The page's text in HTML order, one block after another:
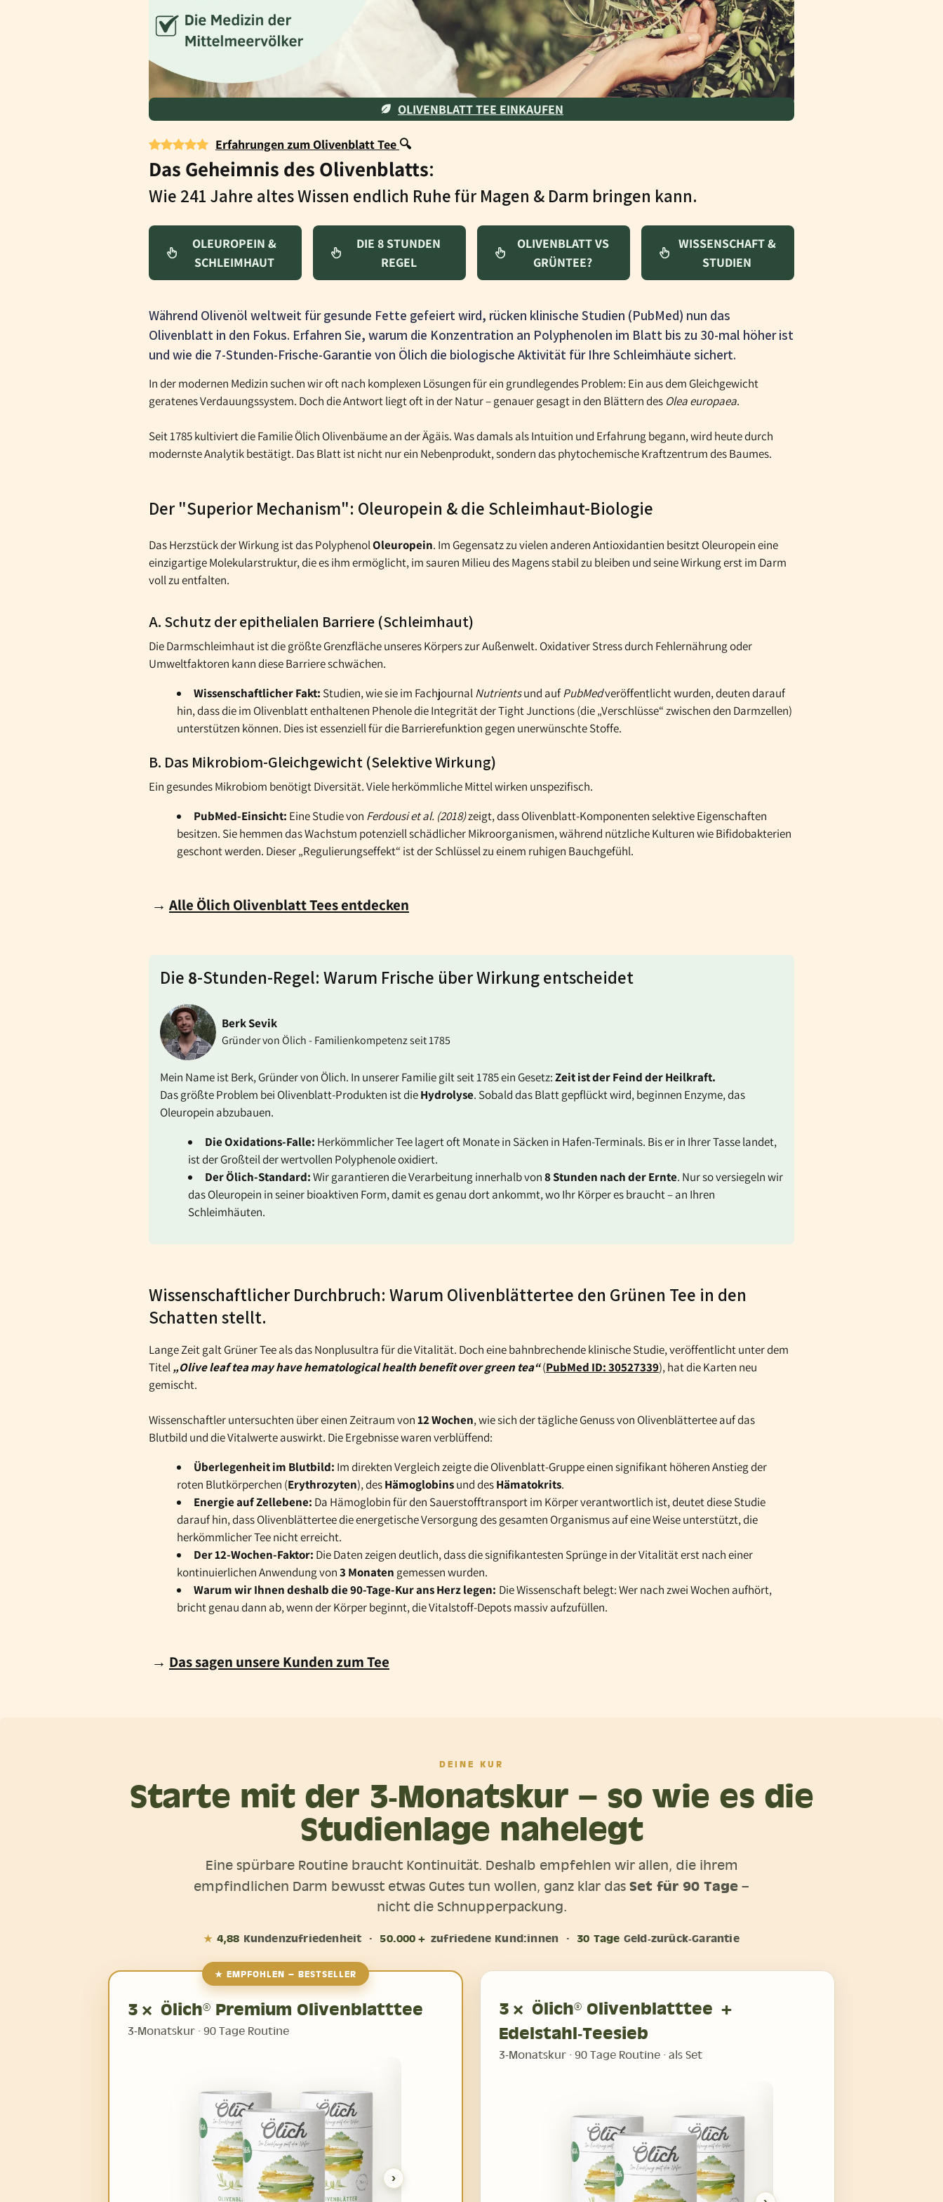
OLIVENBLATT TEE EINKAUFEN
Erfahrungen zum Olivenblatt Tee 🔍
Das Geheimnis des Olivenblatts:
Wie 241 Jahre altes Wissen endlich Ruhe für Magen & Darm bringen kann.
OLEUROPEIN &
SCHLEIMHAUT
DIE 8 STUNDEN
REGEL
OLIVENBLATT VS
GRÜNTEE?
WISSENSCHAFT &
STUDIEN
Während Olivenöl weltweit für gesunde Fette gefeiert wird, rücken klinische Studien (PubMed) nun das
Olivenblatt in den Fokus. Erfahren Sie, warum die Konzentration an Polyphenolen im Blatt bis zu 30-mal höher ist
und wie die 7-Stunden-Frische-Garantie von Ölich die biologische Aktivität für Ihre Schleimhäute sichert.
In der modernen Medizin suchen wir oft nach komplexen Lösungen für ein grundlegendes Problem: Ein aus dem Gleichgewicht
geratenes Verdauungssystem. Doch die Antwort liegt oft in der Natur – genauer gesagt in den Blättern des Olea europaea.
Seit 1785 kultiviert die Familie Ölich Olivenbäume an der Ägäis. Was damals als Intuition und Erfahrung begann, wird heute durch
modernste Analytik bestätigt. Das Blatt ist nicht nur ein Nebenprodukt, sondern das phytochemische Kraftzentrum des Baumes.
Der "Superior Mechanism": Oleuropein & die Schleimhaut-Biologie
Das Herzstück der Wirkung ist das PolyphenolOleuropein. Im Gegensatz zu vielen anderen Antioxidantien besitzt Oleuropein eine
einzigartige Molekularstruktur, die es ihm ermöglicht, im sauren Milieu des Magens stabil zu bleiben und seine Wirkung erst im Darm
voll zu entfalten.
A. Schutz der epithelialen Barriere (Schleimhaut)
Die Darmschleimhaut ist die größte Grenzfläche unseres Körpers zur Außenwelt. Oxidativer Stress durch Fehlernährung oder
Umweltfaktoren kann diese Barriere schwächen.
Wissenschaftlicher Fakt: Studien, wie sie im FachjournalNutrientsund aufPubMedveröffentlicht wurden, deuten darauf
hin, dass die im Olivenblatt enthaltenen Phenole die Integrität der Tight Junctions (die „Verschlüsse“ zwischen den Darmzellen)
unterstützen können. Dies ist essenziell für die Barrierefunktion gegen unerwünschte Stoffe.
B. Das Mikrobiom-Gleichgewicht (Selektive Wirkung)
Ein gesundes Mikrobiom benötigt Diversität. Viele herkömmliche Mittel wirken unspezifisch.
PubMed-Einsicht: Eine Studie von Ferdousi et al. (2018)zeigt, dass Olivenblatt-Komponenten selektive Eigenschaften
besitzen. Sie hemmen das Wachstum potenziell schädlicher Mikroorganismen, während nützliche Kulturen wie Bifidobakterien
geschont werden. Dieser „Regulierungseffekt“ ist der Schlüssel zu einem ruhigen Bauchgefühl.
→ Alle Ölich Olivenblatt Tees entdecken
Die 8-Stunden-Regel: Warum Frische über Wirkung entscheidet
Berk Sevik
Gründer von Ölich - Familienkompetenz seit 1785
Mein Name ist Berk, Gründer von Ölich. In unserer Familie gilt seit 1785 ein Gesetz:Zeit ist der Feind der Heilkraft.
Das größte Problem bei Olivenblatt-Produkten ist dieHydrolyse. Sobald das Blatt gepflückt wird, beginnen Enzyme, das
Oleuropein abzubauen.
Die Oxidations-Falle: Herkömmlicher Tee lagert oft Monate in Säcken in Hafen-Terminals. Bis er in Ihrer Tasse landet,
ist der Großteil der wertvollen Polyphenole oxidiert.
Der Ölich-Standard:Wir garantieren die Verarbeitung innerhalb von8 Stunden nach der Ernte. Nur so versiegeln wir
das Oleuropein in seiner bioaktiven Form, damit es genau dort ankommt, wo Ihr Körper es braucht – an Ihren
Schleimhäuten.
Wissenschaftlicher Durchbruch: Warum Olivenblättertee den Grünen Tee in den
Schatten stellt.
Lange Zeit galt Grüner Tee als das Nonplusultra für die Vitalität. Doch eine bahnbrechende klinische Studie, veröffentlicht unter dem
Titel„Olive leaf tea may have hematological health benefit over green tea“(PubMed ID: 30527339), hat die Karten neu
gemischt.
Wissenschaftler untersuchten über einen Zeitraum von12 Wochen, wie sich der tägliche Genuss von Olivenblättertee auf das
Blutbild und die Vitalwerte auswirkt. Die Ergebnisse waren verblüffend:
Überlegenheit im Blutbild: Im direkten Vergleich zeigte die Olivenblatt-Gruppe einen signifikant höheren Anstieg der
roten Blutkörperchen (Erythrozyten), desHämoglobinsund desHämatokrits.
Energie auf Zellebene: Da Hämoglobin für den Sauerstofftransport im Körper verantwortlich ist, deutet diese Studie
darauf hin, dass Olivenblättertee die energetische Versorgung des gesamten Organismus auf eine Weise unterstützt, die
herkömmlicher Tee nicht erreicht.
Der 12-Wochen-Faktor: Die Daten zeigen deutlich, dass die signifikantesten Sprünge in der Vitalität erst nach einer
kontinuierlichen Anwendung von3 Monaten gemessen wurden.
Warum wir Ihnen deshalb die 90-Tage-Kur ans Herz legen: Die Wissenschaft belegt: Wer nach zwei Wochen aufhört,
bricht genau dann ab, wenn der Körper beginnt, die Vitalstoff-Depots massiv aufzufüllen.
→ Das sagen unsere Kunden zum Tee
DEINE KUR
Starte mit der 3‑Monatskur – so wie es die
Studienlage nahelegt
Eine spürbare Routine braucht Kontinuität. Deshalb empfehlen wir allen, die ihrem
empfindlichen Darm bewusst etwas Gutes tun wollen, ganz klar das Set für 90 Tage –
nicht die Schnupperpackung.
★ 4,88 Kundenzufriedenheit · 50.000+ zufriedene Kund:innen · 30 Tage Geld‑zurück‑Garantie
★ EMPFOHLEN – BESTSELLER
3× Ölich® Premium Olivenblatttee
3‑Monatskur · 90 Tage Routine
›
3× Ölich® Olivenblatttee +
Edelstahl‑Teesieb
3‑Monatskur · 90 Tage Routine · als Set